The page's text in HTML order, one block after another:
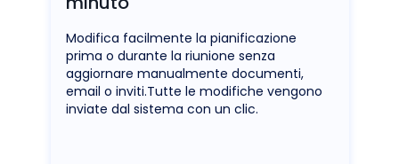
Modifica facilmente la pianificazione
prima o durante la riunione senza
aggiornare manualmente documenti,
email o inviti.Tutte le modifiche vengono
inviate dal sistema con un clic.